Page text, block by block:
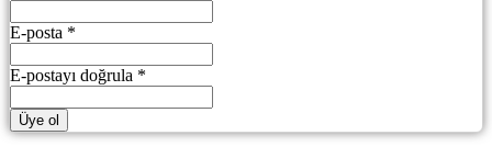
E-posta *
E-postayı doğrula *
Üye ol